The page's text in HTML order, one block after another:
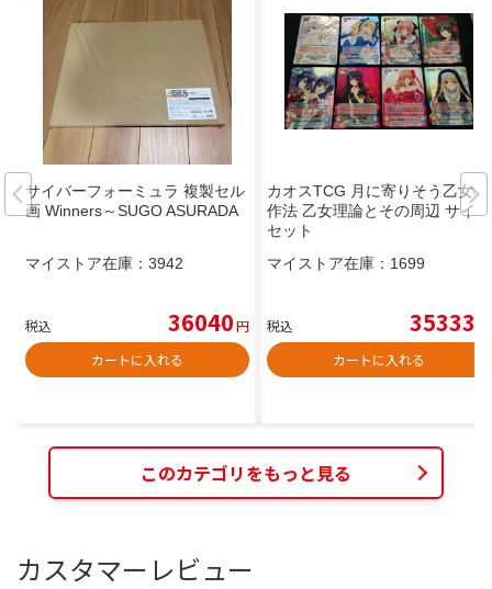
サイバーフォーミュラ 複製セル
画 Winners～SUGO ASURADA
マイストア在庫： 3942
税込 36040円
カートに入れる
カオスTCG 月に寄りそう乙女の
作法 乙女理論とその周辺 サイン
セット
マイストア在庫： 1699
税込 35333
カートに入れる
このカテゴリをもっと見る
カスタマーレビュー